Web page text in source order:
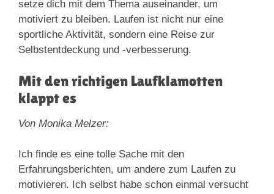
setze dich mit dem Thema auseinander, um
motiviert zu bleiben. Laufen ist nicht nur eine
sportliche Aktivität, sondern eine Reise zur
Selbstentdeckung und -verbesserung.
Mit den richtigen Laufklamotten
klappt es
Von Monika Melzer:
Ich finde es eine tolle Sache mit den
Erfahrungsberichten, um andere zum Laufen zu
motivieren. Ich selbst habe schon einmal versucht